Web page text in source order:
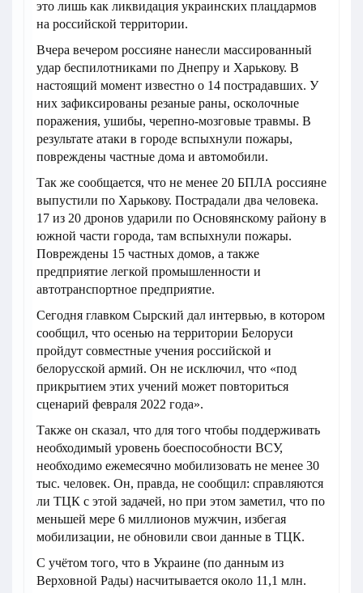
это лишь как ликвидация украинских плацдармов
на российской территории.
Вчера вечером россияне нанесли массированный
удар беспилотниками по Днепру и Харькову. В
настоящий момент известно о 14 пострадавших. У
них зафиксированы резаные раны, осколочные
поражения, ушибы, черепно-мозговые травмы. В
результате атаки в городе вспыхнули пожары,
повреждены частные дома и автомобили.
Так же сообщается, что не менее 20 БПЛА россияне
выпустили по Харькову. Пострадали два человека.
17 из 20 дронов ударили по Основянскому району в
южной части города, там вспыхнули пожары.
Повреждены 15 частных домов, а также
предприятие легкой промышленности и
автотранспортное предприятие.
Сегодня главком Сырский дал интервью, в котором
сообщил, что осенью на территории Белоруси
пройдут совместные учения российской и
белорусской армий. Он не исключил, что «под
прикрытием этих учений может повториться
сценарий февраля 2022 года».
Также он сказал, что для того чтобы поддерживать
необходимый уровень боеспособности ВСУ,
необходимо ежемесячно мобилизовать не менее 30
тыс. человек. Он, правда, не сообщил: справляются
ли ТЦК с этой задачей, но при этом заметил, что по
меньшей мере 6 миллионов мужчин, избегая
мобилизации, не обновили свои данные в ТЦК.
С учётом того, что в Украине (по данным из
Верховной Рады) насчитывается около 11,1 млн.